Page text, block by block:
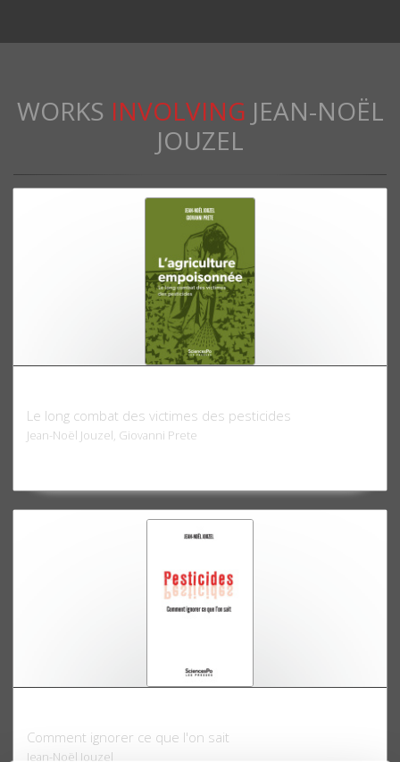
WORKS INVOLVING JEAN-NOËL
JOUZEL
Le long combat des victimes des pesticides
Jean-Noël Jouzel, Giovanni Prete
Comment ignorer ce que l'on sait
Jean-Noël Jouzel